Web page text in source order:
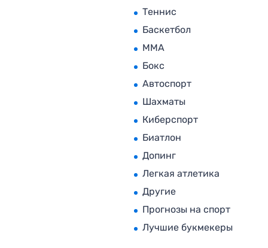
Теннис
Баскетбол
MMA
Бокс
Автоспорт
Шахматы
Киберспорт
Биатлон
Допинг
Легкая атлетика
Другие
Прогнозы на спорт
Лучшие букмекеры